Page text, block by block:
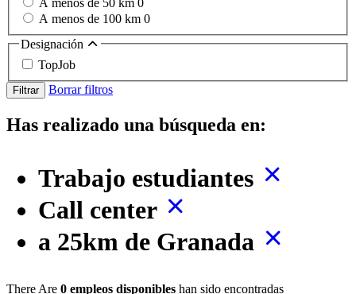
A menos de 50 km 0
A menos de 100 km 0
Designación
TopJob
Filtrar Borrar filtros
Has realizado una búsqueda en:
Trabajo estudiantes
Call center
a 25km de Granada
There Are 0 empleos disponibles han sido encontradas